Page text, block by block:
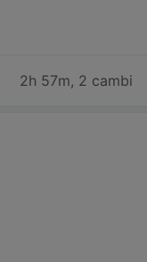
2h 57m, 2 cambi